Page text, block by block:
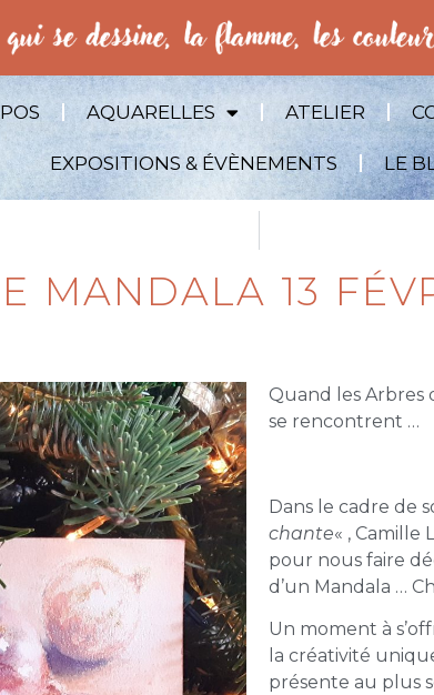
AQUARELLES ATELIER
EXPOSITIONS & ÉVÈNEMENTS LE
MANDALA 13
Quand les Arbres
se rencontrent …
Dans le cadre de
chante« , Camille
pour nous faire
d’un Mandala …
Un moment à
la créativité
présente au plus